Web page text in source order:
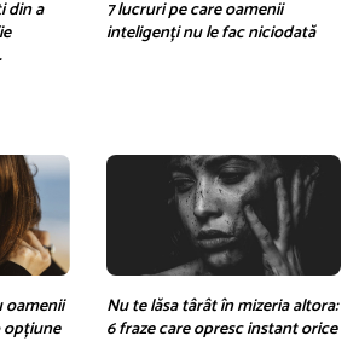
din a
7 lucruri pe care oamenii
inteligenți nu le fac niciodată
oamenii
opțiune
Nu te lăsa târât în mizeria altora:
6 fraze care opresc instant orice